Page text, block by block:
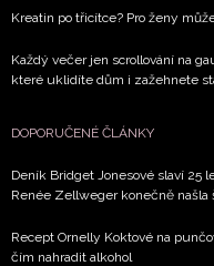
Kreatin po třicítce? Pro ženy
Každý večer jen scrollování na
které uklidíte dům i zažehnete
DOPORUČENÉ ČLÁNKY
Deník Bridget Jonesové slaví 25
Renée Zellweger konečně našla
Recept Ornelly Koktové na
čím nahradit alkohol